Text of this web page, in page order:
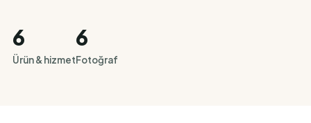
6
Ürün & hizmet
6
Fotoğraf